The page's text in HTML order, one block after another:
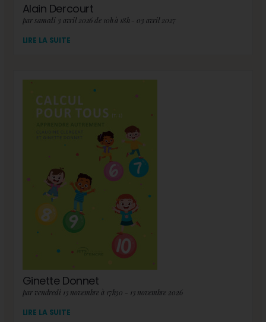
Alain Dercourt
par samedi 3 avril 2026 de 10h à 18h - 03 avril 2027
LIRE LA SUITE
Ginette Donnet
par vendredi 13 novembre à 17h30 - 13 novembre 2026
LIRE LA SUITE